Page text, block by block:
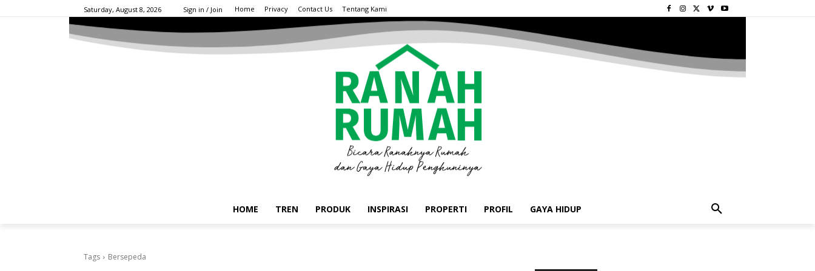
Saturday, August 8, 2026 Sign in / Join Home Privacy Contact Us Tentang Kami
HOME TREN PRODUK INSPIRASI PROPERTI PROFIL GAYA HIDUP
Tags Bersepeda